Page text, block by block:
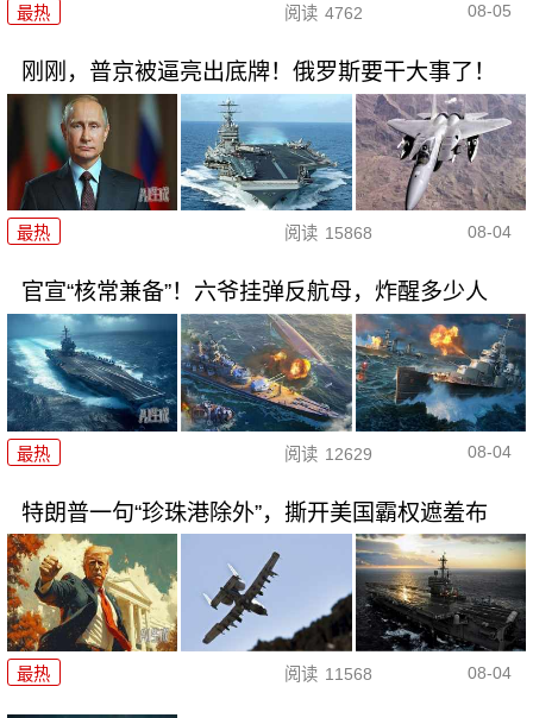
最热 阅读 4762 08-05
刚刚，普京被逼亮出底牌！俄罗斯要干大事了！
最热 阅读 15868 08-04
官宣“核常兼备”！六爷挂弹反航母，炸醒多少人
最热 阅读 12629 08-04
特朗普一句“珍珠港除外”，撕开美国霸权遮羞布
最热 阅读 11568 08-04